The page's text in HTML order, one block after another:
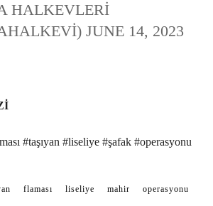
HALKEVLERI
JUNE 14, 2023
#taşıyan #liseliye #şafak #operasyonu
flaması liseliye mahir operasyonu